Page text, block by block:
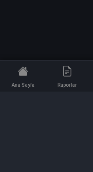
Ana Sayfa Raporlar